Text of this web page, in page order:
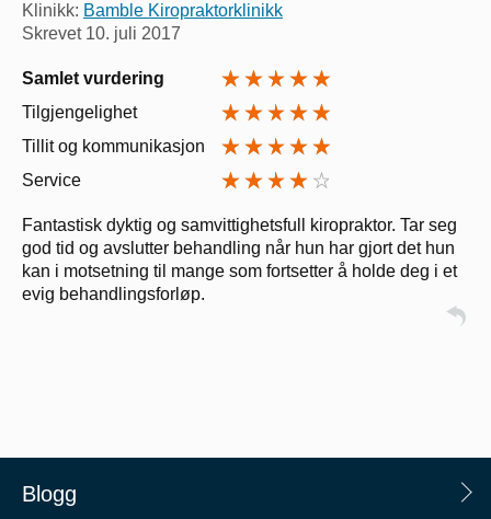
Klinikk: Bamble Kiropraktorklinikk
Skrevet 10. juli 2017
Samlet vurdering
Tilgjengelighet
Tillit og kommunikasjon
Service
Fantastisk dyktig og samvittighetsfull kiropraktor. Tar seg
god tid og avslutter behandling når hun har gjort det hun
kan i motsetning til mange som fortsetter å holde deg i et
evig behandlingsforløp.
Blogg